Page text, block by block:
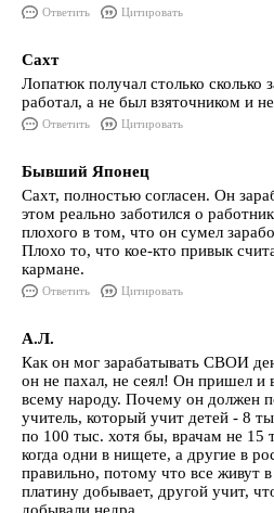
Ответить Цитировать
Сахт
Лопатюк получал столько сколько
работал, а не был взяточником и
Ответить Цитировать
Бывший Японец
Сахт, полностью согласен. Он
этом реально заботился о
плохого в том, что он сумел
Плохо то, что кое-кто привык
кармане.
Ответить Цитировать
А.Л.
Как он мог зарабатывать СВОИ
он не пахал, не сеял! Он пришел и
всему народу. Почему он должен
учитель, который учит детей - 8
по 100 тыс. хотя бы, врачам не 15
когда одни в нищете, а другие в
правильно, потому что все живут
платину добывает, другой учит,